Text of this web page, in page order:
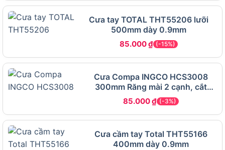
Đặc điểm nổi bật của Hộp cưa Total
THT59126 là gì?
Cưa tay TOTAL THT55206 lưỡi
500mm dày 0.9mm
85.000₫ (-15%)
Cưa Compa INGCO HCS3008
300mm Răng mài 2 cạnh, cắt
nhanh
85.000₫ (-3%)
Cưa cầm tay Total THT55166
400mm dày 0.9mm